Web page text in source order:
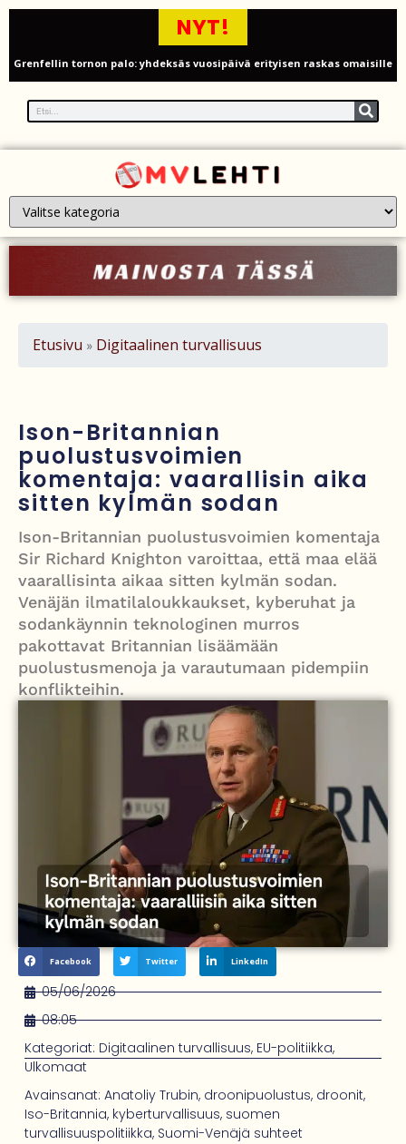
NYT!
Grenfellin tornon palo: yhdeksäs vuosipäivä erityisen raskas omaisille
Turistijuna kaatui Cártaman tapasjuhlilla – 17 loukkaantui Espanjassa
kuukautisterveyden ja endometrioosin hoidon puolesta
PT Vatanen antoi porttikiellon Juhana Tegelbergille – tiukka
välienselvittely PTV Gymillä tallentui videolle
Iso-Britannia heikentämässä sähköautojen myyntitavoitetta – mitä
mitä tiedetään traagisesta turmasta
Poliisijohtaja Dennis Pasterstein teki rikosilmoituksen Ile Vainion
törkyrunosta – kunnianloukkaus tutkintaan
Israelin isku Beirutiin kiristää jännitteitä – Hezbollah, Iran ja
tulitaukosopu vaakalaudalla
Roy Hattersley – työväenpuolueen modernisoija, joka jäi oppositioon
mutta muutti politiikan suunnan
Etusivu » Digitaalinen turvallisuus
Ison-Britannian
puolustusvoimien
komentaja: vaarallisin aika
sitten kylmän sodan
Ison-Britannian puolustusvoimien komentaja
Sir Richard Knighton varoittaa, että maa elää
vaarallisinta aikaa sitten kylmän sodan.
Venäjän ilmatilaloukkaukset, kyberuhat ja
sodankäynnin teknologinen murros
pakottavat Britannian lisäämään
puolustusmenoja ja varautumaan pidempiin
konflikteihin.
Facebook Twitter LinkedIn
05/06/2026
08:05
Kategoriat: Digitaalinen turvallisuus, EU-politiikka,
Ulkomaat
Avainsanat: Anatoliy Trubin, droonipuolustus, droonit,
Iso-Britannia, kyberturvallisuus, suomen
turvallisuuspolitiikka, Suomi-Venäjä suhteet